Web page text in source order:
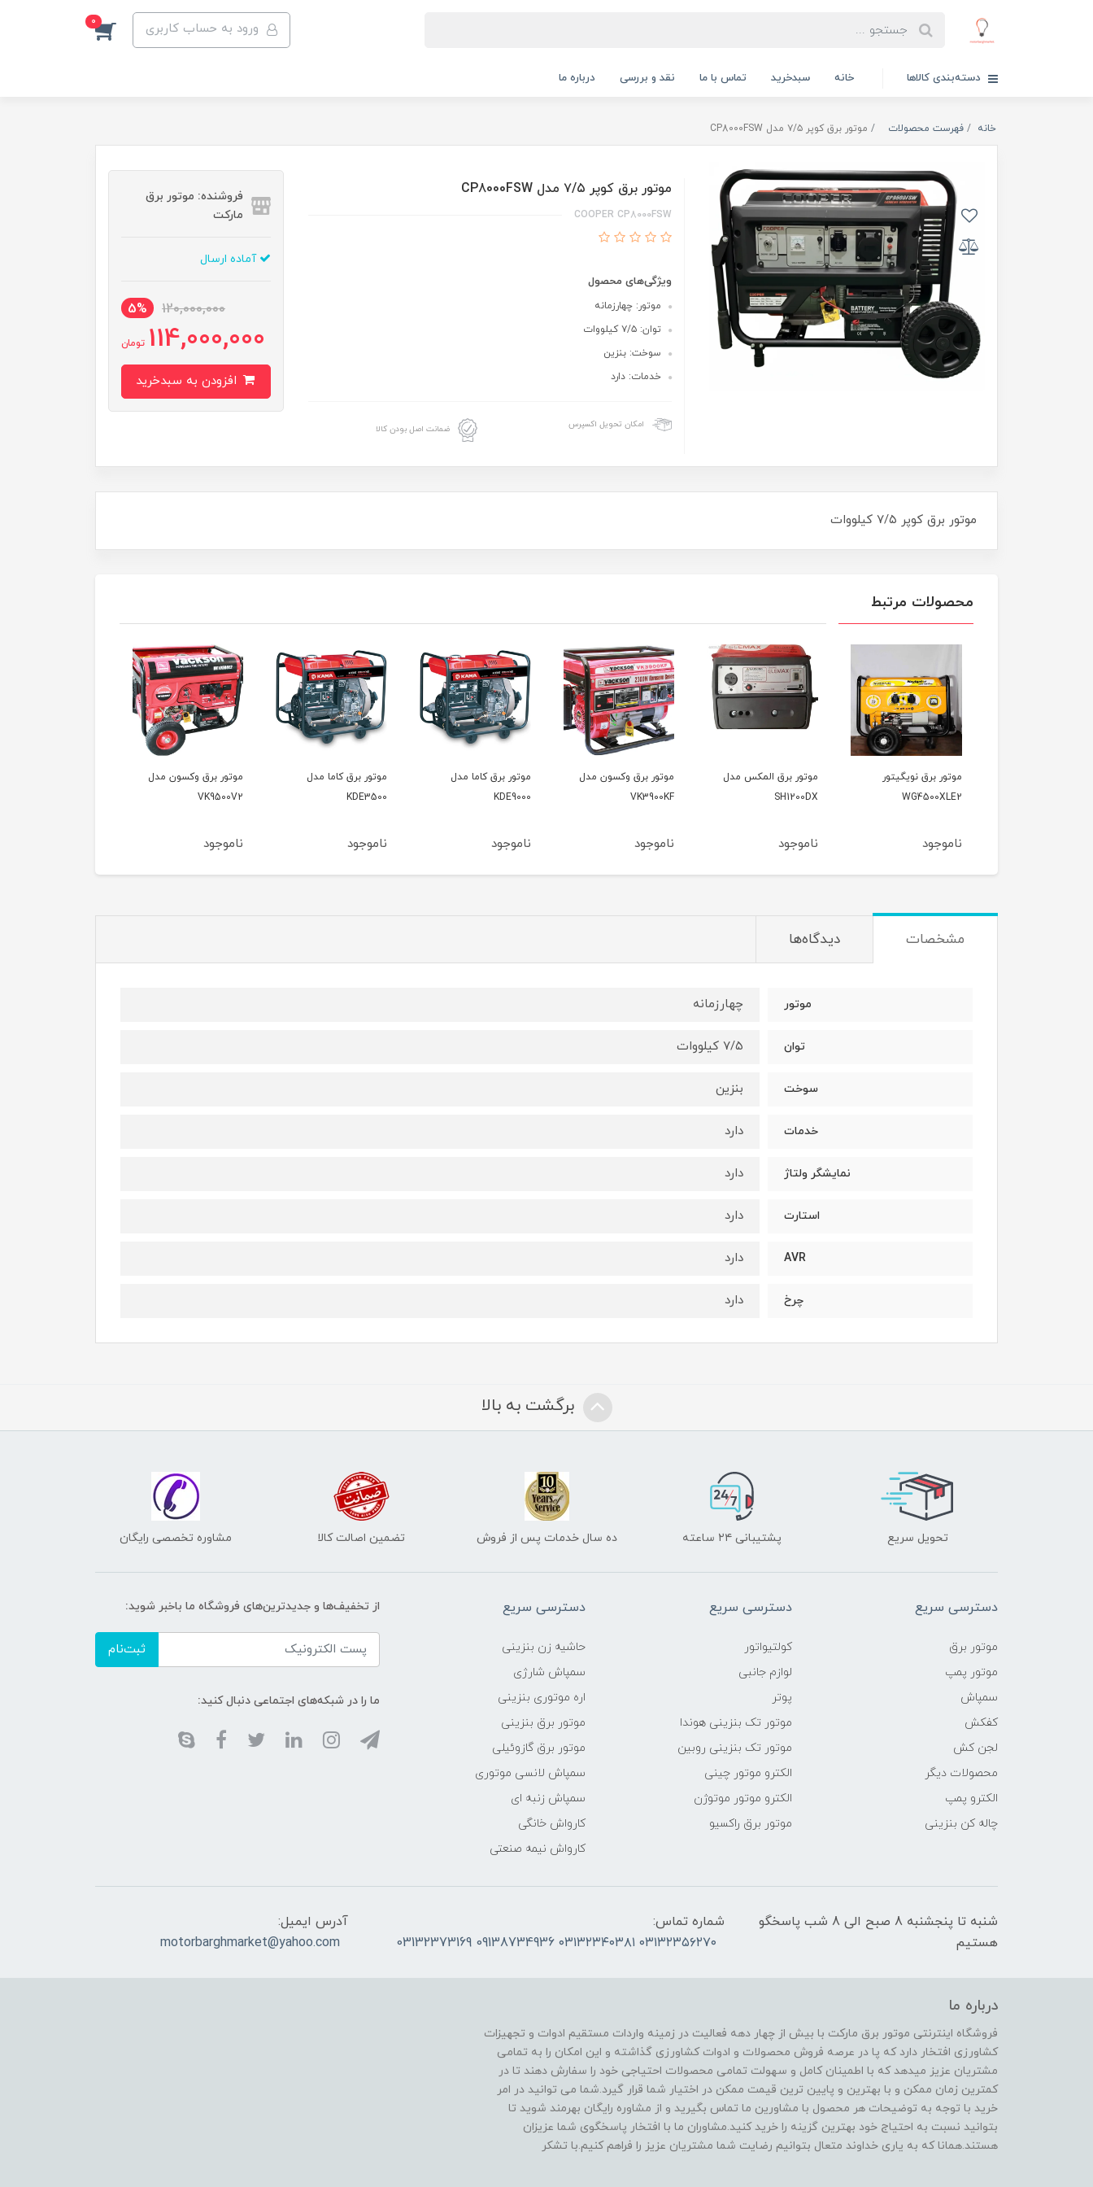
ورود به حساب کاربری 0
دسته‌بندی کالاها خانه سبدخرید تماس با ما نقد و بررسی درباره ما
خانه فهرست محصولات موتور برق کوپر ۷/۵ مدل CP8000FSW
موتور برق کوپر ۷/۵ مدل CP8000FSW
COOPER CP8000FSW
ویژگی‌های محصول
موتور: چهارزمانه
توان: ۷/۵ کیلووات
سوخت: بنزین
خدمات: دارد
امکان تحویل اکسپرس ضمانت اصل بودن کالا
فروشنده: موتور برق
مارکت
آماده ارسال
120,000,000
5%
114,000,000 تومان
موتور برق کوپر ۷/۵ کیلووات
محصولات مرتبط
موتور برق نویگیتور
موتور برق المکس مدل
موتور برق وکسون مدل
موتور برق کاما مدل
موتور برق کاما مدل
موتور برق وکسون مدل
موتور برق وکسون مدل
مشخصات دیدگاه‌ها
موتور چهارزمانه
توان ۷/۵ کیلووات
سوخت بنزین
خدمات دارد
نمایشگر ولتاژ دارد
استارت دارد
AVR دارد
چرخ دارد
برگشت به بالا
تحویل سریع پشتیبانی ۲۴ ساعته ده سال خدمات پس از فروش تضمین اصالت کالا مشاوره تخصصی رایگان
دسترسی سریع
موتور برق
موتور پمپ
سمپاش
کفکش
لجن کش
محصولات دیگر
الکترو پمپ
چاله کن بنزینی
دسترسی سریع
کولتیواتور
لوازم جانبی
پوتر
موتور تک بنزینی هوندا
موتور تک بنزینی روبین
الکترو موتور چینی
الکترو موتور موتوژن
موتور برق راکسیو
دسترسی سریع
حاشیه زن بنزینی
سمپاش شارژی
اره موتوری بنزینی
موتور برق بنزینی
موتور برق گازوئیلی
سمپاش لانسی موتوری
سمپاش زنبه ای
کارواش خانگی
کارواش نیمه صنعتی
از تخفیف‌ها و جدیدترین‌های فروشگاه ما باخبر شوید:
ثبت‌نام
ما را در شبکه‌های اجتماعی دنبال کنید:
شنبه تا پنجشنبه 8 صبح الی 8 شب پاسخگو
هستیم
شماره تماس:
۰۳۱۳۲۳۵۶۲۷۰ ۰۳۱۳۲۳۴۰۳۸۱ 09138734936 03132373169
آدرس ایمیل:
motorbarghmarket@yahoo.com
درباره ما
فروشگاه اینترنتی موتور برق مارکت با بیش از چهار دهه فعالیت در زمینه واردات مستقیم ادوات و تجهیزات
کشاورزی افتخار دارد که پا در عرصه فروش محصولات و ادوات کشاورزی گذاشته و این امکان را به تمامی
مشتریان عزیز میدهد که با اطمینان کامل و سهولت تمامی محصولات احتیاجی خود را سفارش دهند تا در
کمترین زمان ممکن و با بهترین و پایین ترین قیمت ممکن در اختیار شما قرار گیرد.شما می توانید در امر
خرید با توجه به توضیحات هر محصول با مشاورین ما تماس بگیرید و از مشاوره رایگان بهرمند شوید تا
بتوانید نسبت به احتیاج خود بهترین گزینه را خرید کنید.مشاوران ما با افتخار پاسخگوی شما عزیزان
هستند.همانا که به یاری خداوند متعال بتوانیم رضایت شما مشتریان عزیز را فراهم کنیم.با تشکر